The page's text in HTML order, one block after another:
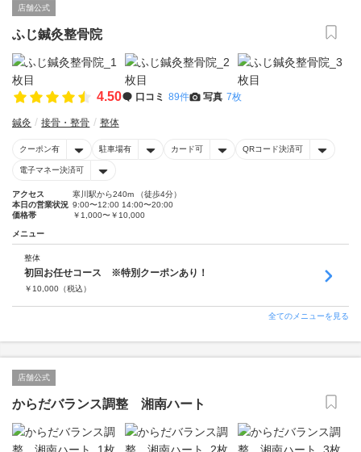
店舗公式
ふじ鍼灸整骨院
4.50 口コミ 89件 写真 7枚
鍼灸 接骨・整骨 整体
クーポン有 駐車場有 カード可 QRコード決済可
電子マネー決済可
アクセス
寒川駅から240m （徒歩4分）
本日の営業状況 9:00〜12:00 14:00〜20:00
価格帯
￥1,000〜￥10,000
メニュー
整体
初回お任せコース ※特別クーポンあり！
￥ 10,000 （税込）
全てのメニューを見る
店舗公式
からだバランス調整 湘南ハート